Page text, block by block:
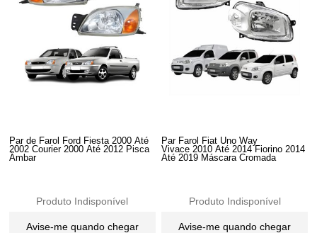
Par de Farol Ford Fiesta 2000 Até
2002 Courier 2000 Até 2012 Pisca
Âmbar
Produto Indisponível
Avise-me quando chegar
Par Farol Fiat Uno Way
Vivace 2010 Até 2014 Fiorino 2014
Até 2019 Máscara Cromada
Produto Indisponível
Avise-me quando chegar